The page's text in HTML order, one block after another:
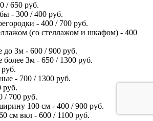
/ 650 руб.
- 300 / 400 руб.
- 400 / 700 руб.
(со стеллажом и шкафом) - 400
Зм - 600 / 900 руб.
Зм - 650 / 1300 руб.
- 700 / 1300 руб.
руб.
/ 700 руб.
100 см - 400 / 900 руб.
см вкл - 600 / 1100 руб.